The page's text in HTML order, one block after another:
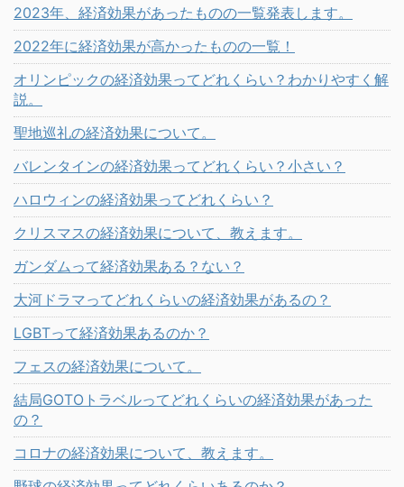
2023年、経済効果があったものの一覧発表します。
2022年に経済効果が高かったものの一覧！
オリンピックの経済効果ってどれくらい？わかりやすく解
説。
聖地巡礼の経済効果について。
バレンタインの経済効果ってどれくらい？小さい？
ハロウィンの経済効果ってどれくらい？
クリスマスの経済効果について、教えます。
ガンダムって経済効果ある？ない？
大河ドラマってどれくらいの経済効果があるの？
LGBTって経済効果あるのか？
フェスの経済効果について。
結局GOTOトラベルってどれくらいの経済効果があった
の？
コロナの経済効果について、教えます。